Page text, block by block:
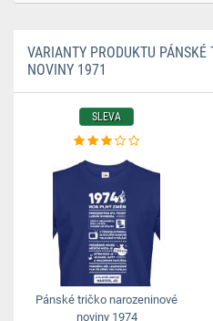
VARIANTY PRODUKTU
NOVINY 1971
SLEVA
Pánské tričko narozeninové
noviny 1974